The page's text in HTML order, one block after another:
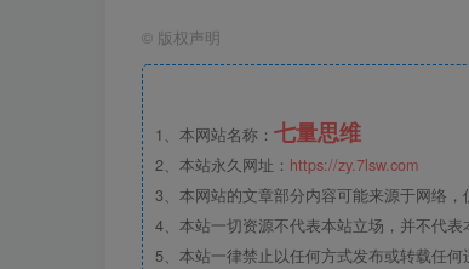
© 版权声明
1、本网站名称： 七量思维
2、本站永久网址： https://zy.7lsw.com
3、本网站的文章部分内容可能来源于网络，
4、本站一切资源不代表本站立场，并不代表
5、本站一律禁止以任何方式发布或转载任